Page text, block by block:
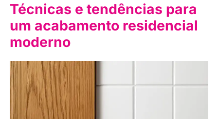
Técnicas e tendências para
um acabamento residencial
moderno